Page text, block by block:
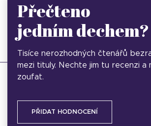
Přečteno
jedním dechem?
Tisíce nerozhodných čtenářů
mezi tituly. Nechte jim tu recenzi a
zoufat.
PŘIDAT HODNOCENÍ